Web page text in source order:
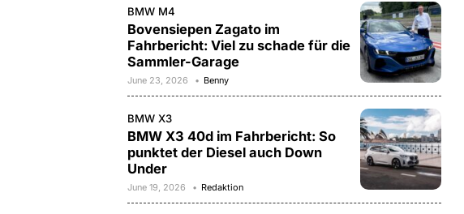
BMW M4
Bovensiepen Zagato im
Fahrbericht: Viel zu schade für die
Sammler-Garage
June 23, 2026 Benny
BMW X3
BMW X3 40d im Fahrbericht: So
punktet der Diesel auch Down
Under
June 19, 2026 Redaktion